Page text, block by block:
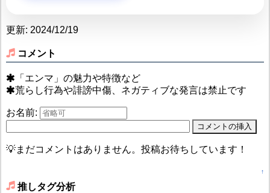
更新: 2024/12/19
コメント
「エンマ」の魅力や特徴など
荒らし行為や誹謗中傷、ネガティブな発言は禁止です
お名前:
💡まだコメントはありません。投稿お待ちしています！
↑
推しタグ分析